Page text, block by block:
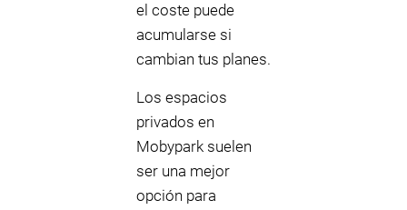
el coste puede
acumularse si
cambian tus planes.
Los espacios
privados en
Mobypark suelen
ser una mejor
opción para